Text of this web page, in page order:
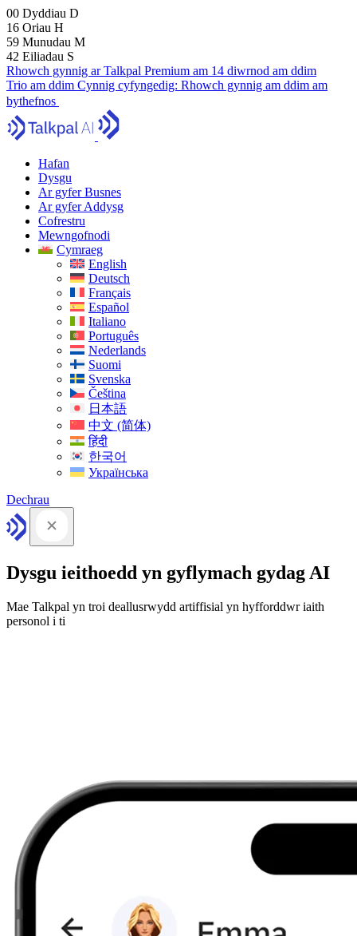
00 Dyddiau D
16 Oriau H
59 Munudau M
41 Eiliadau S
Rhowch gynnig ar Talkpal Premium am 14 diwrnod am ddim
Trio am ddim Cynnig cyfyngedig: Rhowch gynnig am ddim am
bythefnos
Hafan
Dysgu
Ar gyfer Busnes
Ar gyfer Addysg
Cofrestru
Mewngofnodi
Cymraeg
English
Deutsch
Français
Español
Italiano
Português
Nederlands
Suomi
Svenska
Čeština
日本語
中文 (简体)
हिंदी
한국어
Українська
Dechrau
Dysgu ieithoedd yn gyflymach gydag AI
Mae Talkpal yn troi deallusrwydd artiffisial yn hyfforddwr iaith
personol i ti